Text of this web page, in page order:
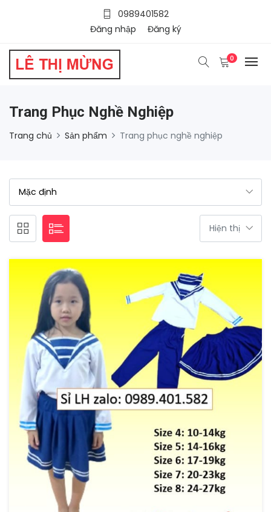
0989401582
Đăng nhập
Đăng ký
0
Trang Phục Nghề Nghiệp
Trang chủ Sản phẩm Trang phục nghề nghiệp